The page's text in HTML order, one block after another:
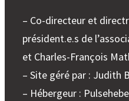
– Co-directeur et
président.e.s de
et Charles-François
– Site géré par : Judith
– Hébergeur :